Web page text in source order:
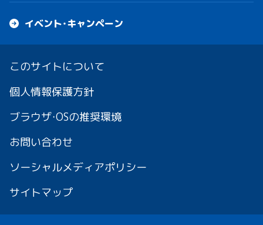
イベント・キャンペーン
このサイトについて
個人情報保護方針
ブラウザ・OSの推奨環境
お問い合わせ
ソーシャルメディアポリシー
サイトマップ